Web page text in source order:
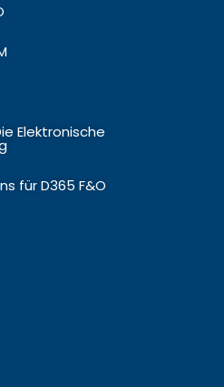
Elektronische
für D365 F&O